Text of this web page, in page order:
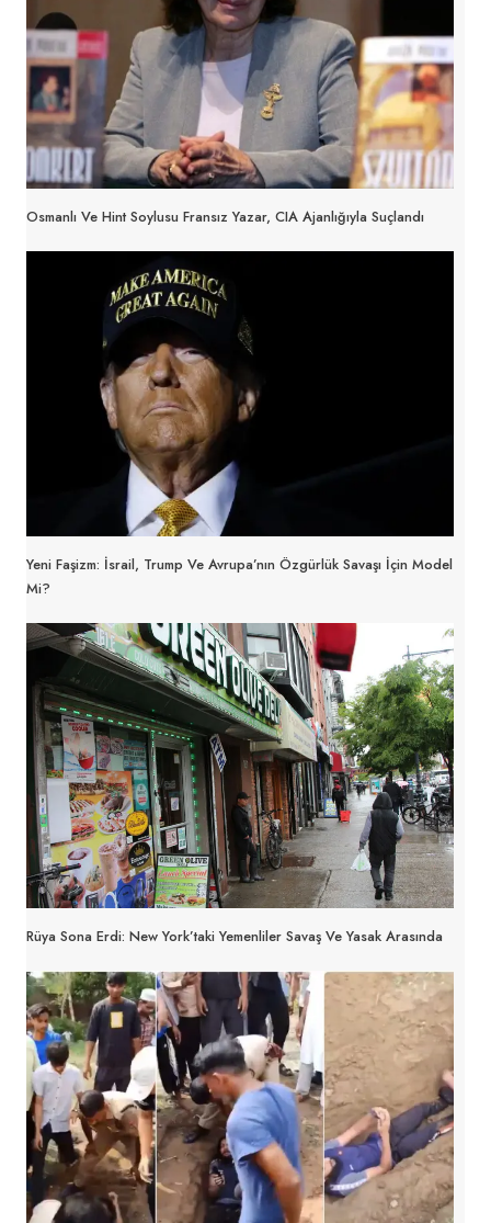
Osmanlı Ve Hint Soylusu Fransız Yazar, CIA Ajanlığıyla Suçlandı
Yeni Faşizm: İsrail, Trump Ve Avrupa’nın Özgürlük Savaşı İçin Model
Mi?
Rüya Sona Erdi: New York’taki Yemenliler Savaş Ve Yasak Arasında